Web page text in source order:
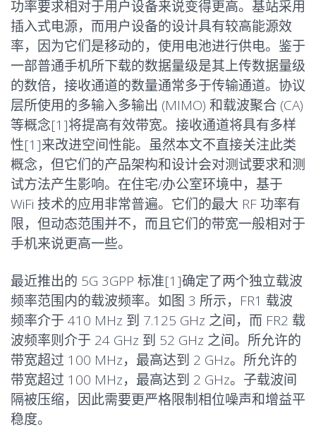
功率要求相对于用户设备来说变得更高。基站采用
插入式电源，而用户设备的设计具有较高能源效
率，因为它们是移动的，使用电池进行供电。鉴于
一部普通手机所下载的数据量级是其上传数据量级
的数倍，接收通道的数量通常多于传输通道。协议
层所使用的多输入多输出 (MIMO) 和载波聚合 (CA)
等概念[1]将提高有效带宽。接收通道将具有多样
性[1]来改进空间性能。虽然本文不直接关注此类
概念，但它们的产品架构和设计会对测试要求和测
试方法产生影响。在住宅/办公室环境中，基于
WiFi 技术的应用非常普遍。它们的最大 RF 功率有
限，但动态范围并不，而且它们的带宽一般相对于
手机来说更高一些。
最近推出的 5G 3GPP 标准[1]确定了两个独立载波
频率范围内的载波频率。如图 3 所示，FR1 载波
频率介于 410 MHz 到 7.125 GHz 之间，而 FR2 载
波频率则介于 24 GHz 到 52 GHz 之间。所允许的
带宽超过 100 MHz，最高达到 2 GHz。所允许的
带宽超过 100 MHz，最高达到 2 GHz。子载波间
隔被压缩，因此需要更严格限制相位噪声和增益平
稳度。